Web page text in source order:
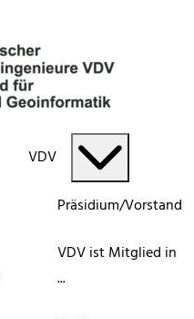
VDV
Präsidium/Vorstand
VDV ist Mitglied in
...